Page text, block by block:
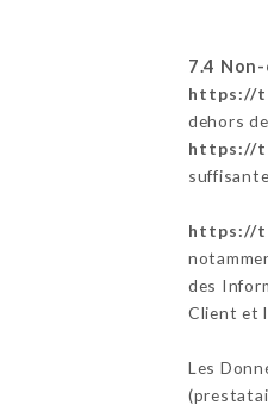
7.4
https://
dehors
https://
https://
des
Client et
Les